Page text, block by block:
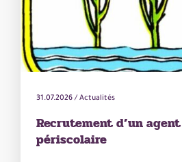
31.07.2026 / Actualités
Recrutement d’un
périscolaire